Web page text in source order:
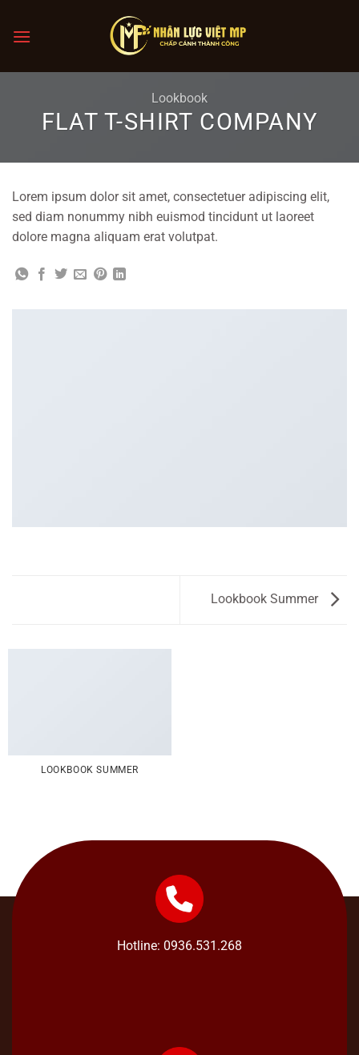
đến
dung
Lookbook
FLAT T-SHIRT COMPANY
Lorem ipsum dolor sit amet, consectetuer adipiscing elit,
sed diam nonummy nibh euismod tincidunt ut laoreet
dolore magna aliquam erat volutpat.
Lookbook Summer
LOOKBOOK SUMMER
Hotline: 0936.531.268